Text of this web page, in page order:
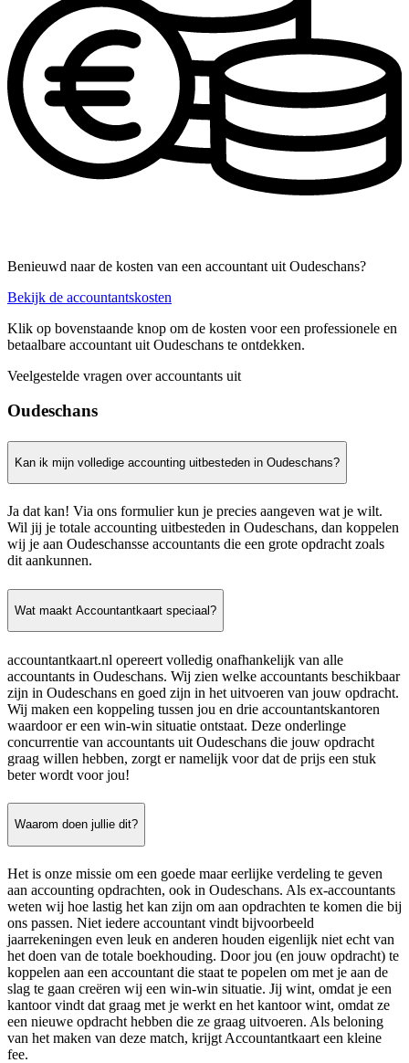
Benieuwd naar de kosten van een accountant uit Oudeschans?
Bekijk de accountantskosten
Klik op bovenstaande knop om de kosten voor een professionele en
betaalbare accountant uit Oudeschans te ontdekken.
Veelgestelde vragen over accountants uit
Oudeschans
Kan ik mijn volledige accounting uitbesteden in Oudeschans?
Ja dat kan! Via ons formulier kun je precies aangeven wat je wilt.
Wil jij je totale accounting uitbesteden in Oudeschans, dan koppelen
wij je aan Oudeschansse accountants die een grote opdracht zoals
dit aankunnen.
Wat maakt Accountantkaart speciaal?
accountantkaart.nl opereert volledig onafhankelijk van alle
accountants in Oudeschans. Wij zien welke accountants beschikbaar
zijn in Oudeschans en goed zijn in het uitvoeren van jouw opdracht.
Wij maken een koppeling tussen jou en drie accountantskantoren
waardoor er een win-win situatie ontstaat. Deze onderlinge
concurrentie van accountants uit Oudeschans die jouw opdracht
graag willen hebben, zorgt er namelijk voor dat de prijs een stuk
beter wordt voor jou!
Waarom doen jullie dit?
Het is onze missie om een goede maar eerlijke verdeling te geven
aan accounting opdrachten, ook in Oudeschans. Als ex-accountants
weten wij hoe lastig het kan zijn om aan opdrachten te komen die bij
ons passen. Niet iedere accountant vindt bijvoorbeeld
jaarrekeningen even leuk en anderen houden eigenlijk niet echt van
het doen van de totale boekhouding. Door jou (en jouw opdracht) te
koppelen aan een accountant die staat te popelen om met je aan de
slag te gaan creëren wij een win-win situatie. Jij wint, omdat je een
kantoor vindt dat graag met je werkt en het kantoor wint, omdat ze
een nieuwe opdracht hebben die ze graag uitvoeren. Als beloning
van het maken van deze match, krijgt Accountantkaart een kleine
fee.